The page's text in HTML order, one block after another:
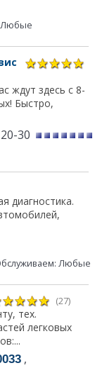
Любые
ждут здесь с 8-
Быстро,
30
диагностика.
Любые
(27)
тех.
легковых
,